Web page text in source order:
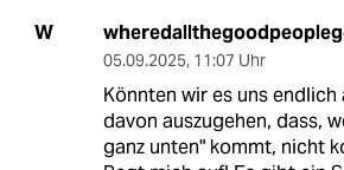
W
05.09.2025, 11:07 Uhr
Könnten wir es uns
davon auszugehen, dass,
ganz unten" kommt, nicht